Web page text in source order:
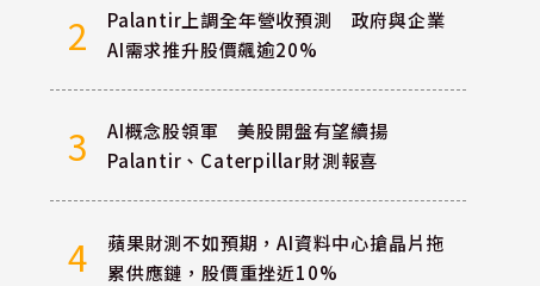
2
Palantir上調全年營收預測 政府與企業
AI需求推升股價飆逾20%
3
AI概念股領軍 美股開盤有望續揚
Palantir、Caterpillar財測報喜
4
蘋果財測不如預期，AI資料中心搶晶片拖
累供應鏈，股價重挫近10%